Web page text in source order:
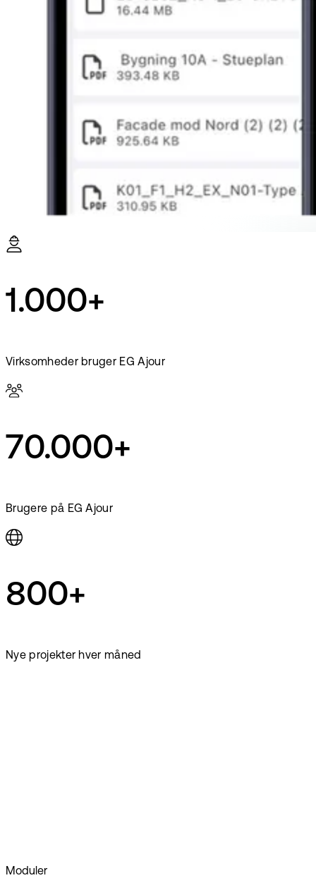
1.000+
Virksomheder bruger EG Ajour
70.000+
Brugere på EG Ajour
800+
Nye projekter hver måned
Moduler